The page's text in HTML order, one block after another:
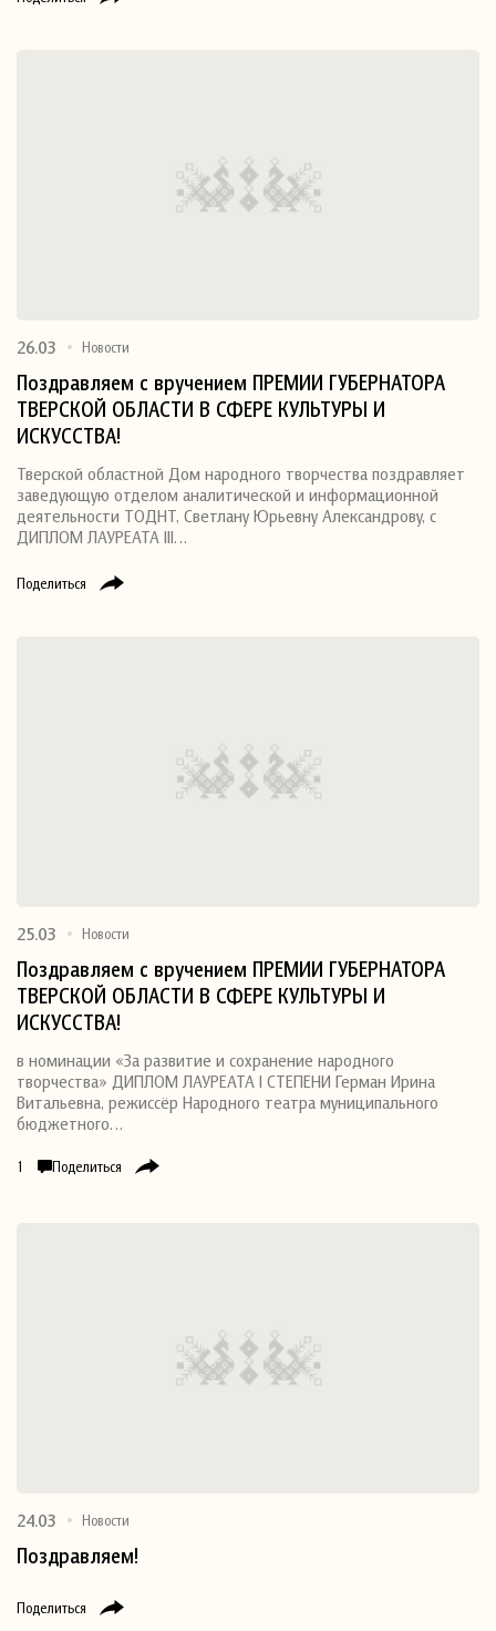
Поделиться
26.03 Новости
Поздравляем с вручением ПРЕМИИ ГУБЕРНАТОРА
ТВЕРСКОЙ ОБЛАСТИ В СФЕРЕ КУЛЬТУРЫ И
ИСКУССТВА!
Тверской областной Дом народного творчества поздравляет
заведующую отделом аналитической и информационной
деятельности ТОДНТ, Светлану Юрьевну Александрову, с
ДИПЛОМ ЛАУРЕАТА III…
1 Поделиться
25.03 Новости
Поздравляем с вручением ПРЕМИИ ГУБЕРНАТОРА
ТВЕРСКОЙ ОБЛАСТИ В СФЕРЕ КУЛЬТУРЫ И
ИСКУССТВА!
в номинации «За развитие и сохранение народного
творчества» ДИПЛОМ ЛАУРЕАТА I СТЕПЕНИ Герман Ирина
Витальевна, режиссёр Народного театра муниципального
бюджетного…
Поделиться
24.03 Новости
Поздравляем!